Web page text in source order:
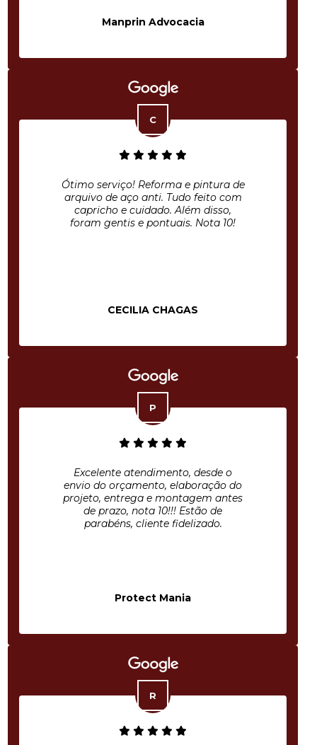
Manprin Advocacia
Ótimo serviço! Reforma e pintura de
arquivo de aço anti. Tudo feito com
capricho e cuidado. Além disso,
foram gentis e pontuais. Nota 10!
CECILIA CHAGAS
Excelente atendimento, desde o
envio do orçamento, elaboração do
projeto, entrega e montagem antes
de prazo, nota 10!!! Estão de
parabéns, cliente fidelizado.
Protect Mania